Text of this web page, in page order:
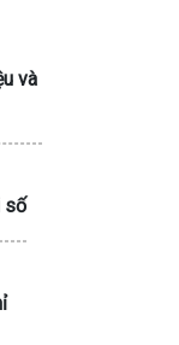
và
số